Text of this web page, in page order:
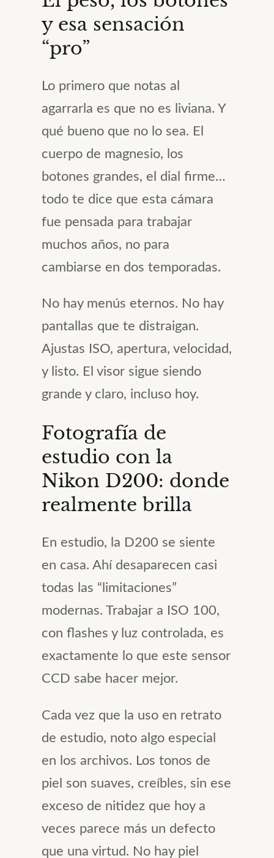
y esa sensación
“pro”
Lo primero que notas al
agarrarla es que no es liviana. Y
qué bueno que no lo sea. El
cuerpo de magnesio, los
botones grandes, el dial firme…
todo te dice que esta cámara
fue pensada para trabajar
muchos años, no para
cambiarse en dos temporadas.
No hay menús eternos. No hay
pantallas que te distraigan.
Ajustas ISO, apertura, velocidad,
y listo. El visor sigue siendo
grande y claro, incluso hoy.
Fotografía de
estudio con la
Nikon D200: donde
realmente brilla
En estudio, la D200 se siente
en casa. Ahí desaparecen casi
todas las “limitaciones”
modernas. Trabajar a ISO 100,
con flashes y luz controlada, es
exactamente lo que este sensor
CCD sabe hacer mejor.
Cada vez que la uso en retrato
de estudio, noto algo especial
en los archivos. Los tonos de
piel son suaves, creíbles, sin ese
exceso de nitidez que hoy a
veces parece más un defecto
que una virtud. No hay piel